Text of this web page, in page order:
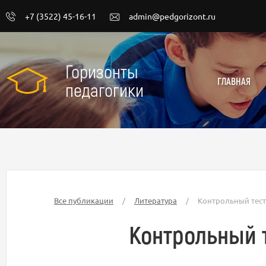
+7 (3522) 45-16-11 admin@pedgorizont.ru
Горизонты
педагогики
ГЛАВНАЯ
Все публикации / Литература / Контрольный
Контрольный